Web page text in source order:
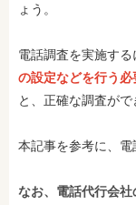
ょう。
電話調査を実施する
の設定などを行う必
と、正確な調査がで
本記事を参考に、電
なお、電話代行会